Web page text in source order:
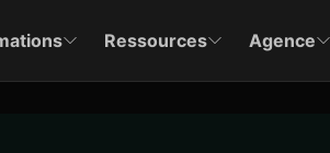
Ressources Agence